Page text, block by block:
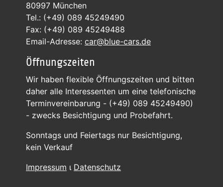
80997 München
Tel.: (+49) 089 45249490
Fax: (+49) 089 45249488
Email-Adresse: car@blue-cars.de
Öffnungszeiten
Wir haben flexible Öffnungszeiten und bitten
daher alle Interessenten um eine telefonische
Terminvereinbarung - (+49) 089 45249490)
- zwecks Besichtigung und Probefahrt.
Sonntags und Feiertags nur Besichtigung,
kein Verkauf
Impressum ι Datenschutz